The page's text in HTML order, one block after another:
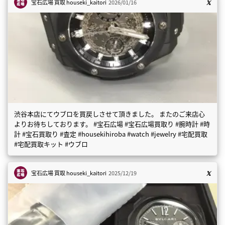
宝石広場 買取houseki_kaitori 2026/01/16
渋谷本店にてウブロを買戻しさせて頂きました。 またのご来店心
よりお待ちしております。 #宝石広場 #宝石広場買取り #腕時計 #時
計 #宝石買取り #査定 #housekihiroba #watch #jewelry #宅配買取
#宅配買取キット #ウブロ
宝石広場 買取houseki_kaitori 2025/12/19